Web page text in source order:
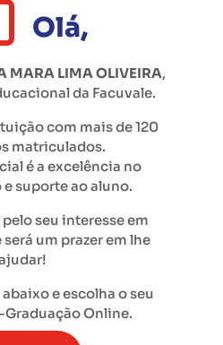
Olá,
MARA LIMA OLIVEIRA,
da Facuvale.
com mais de 120
matriculados.
é a excelência no
suporte ao aluno.
seu interesse em
um prazer em lhe
e escolha o seu
Graduação Online.